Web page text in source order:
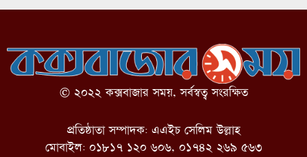
© ২০২২ কক্সবাজার সময়, সর্বস্বত্ব সংরক্ষিত
প্রতিষ্ঠাতা সম্পাদক: এএইচ সেলিম উল্লাহ
মোবাইল: ০১৮১৭ ১২০ ৬০৬, ০১৭৪২ ২৬৯ ৫৬৩